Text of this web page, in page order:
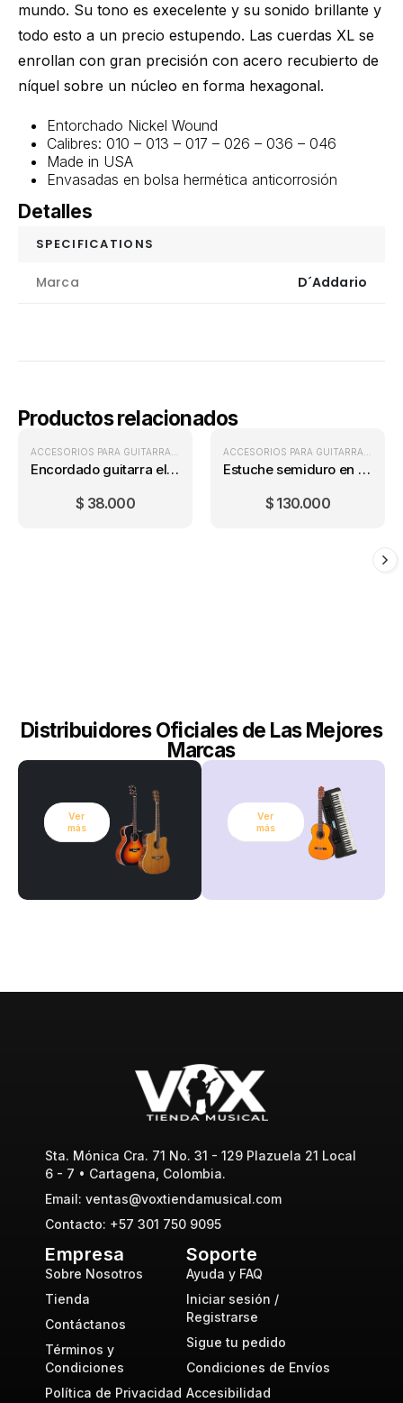
mundo. Su tono es execelente y su sonido brillante y
todo esto a un precio estupendo. Las cuerdas XL se
enrollan con gran precisión con acero recubierto de
níquel sobre un núcleo en forma hexagonal.
Entorchado Nickel Wound
Calibres: 010 – 013 – 017 – 026 – 036 – 046
Made in USA
Envasadas en bolsa hermética anticorrosión
Detalles
SPECIFICATIONS
Marca D´Addario
Productos relacionados
ENCORDADOS GUITARRA ELÉCTRICA,
Encordado guitarra eléctrica D’Addario EXL120 (9-42)
$ 38.000
Estuche semiduro en lona para guitarra clasica 39″
$ 130.000
Distribuidores Oficiales de Las Mejores
Marcas
Ver
más
Ver
más
Sta. Mónica Cra. 71 No. 31 - 129 Plazuela 21 Local
6 - 7 • Cartagena, Colombia.
Email: ventas@voxtiendamusical.com
Contacto: +57 301 750 9095
Empresa
Sobre Nosotros
Tienda
Contáctanos
Términos y
Condiciones
Política de Privacidad
Soporte
Ayuda y FAQ
Iniciar sesión /
Registrarse
Sigue tu pedido
Condiciones de Envíos
Accesibilidad